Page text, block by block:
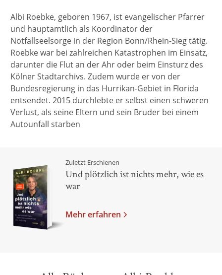
Albi Roebke, geboren 1967, ist evangelischer Pfarrer
und hauptamtlich als Koordinator der
Notfallseelsorge in der Region Bonn/Rhein-Sieg tätig.
Roebke war bei zahlreichen Katastrophen im Einsatz,
darunter die Flut an der Ahr oder beim Einsturz des
Kölner Stadtarchivs. Zudem wurde er von der
Bundesregierung in das Hurrikan-Gebiet in Florida
entsendet. 2015 durchlebte er selbst einen schweren
Verlust, als seine Eltern und sein Bruder bei einem
Autounfall starben
Zuletzt Erschienen
Und plötzlich ist nichts mehr, wie es
war
Mehr erfahren